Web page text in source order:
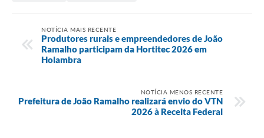
NOTÍCIA MAIS RECENTE
Produtores rurais e empreendedores de João
Ramalho participam da Hortitec 2026 em
Holambra
NOTÍCIA MENOS RECENTE
Prefeitura de João Ramalho realizará envio do VTN
2026 à Receita Federal